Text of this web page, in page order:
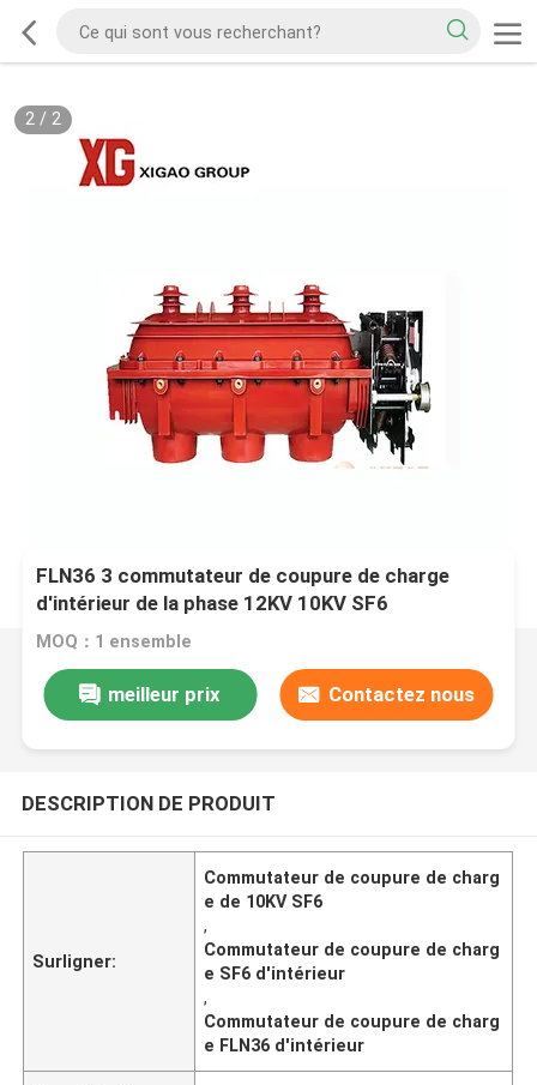
2/ 2
FLN36 3 commutateur de coupure de charge
d'intérieur de la phase 12KV 10KV SF6
MOQ：1 ensemble
meilleur prix Contactez nous
DESCRIPTION DE PRODUIT
Surligner:
Commutateur de coupure de charg
e de 10KV SF6
,
Commutateur de coupure de charg
e SF6 d'intérieur
,
Commutateur de coupure de charg
e FLN36 d'intérieur